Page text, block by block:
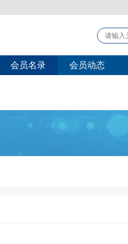
会员名录 会员动态